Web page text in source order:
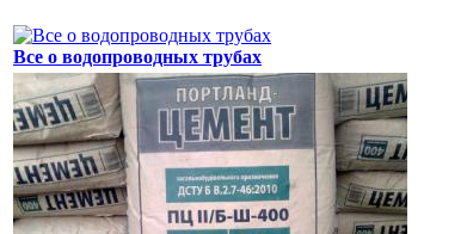
Все о водопроводных трубах